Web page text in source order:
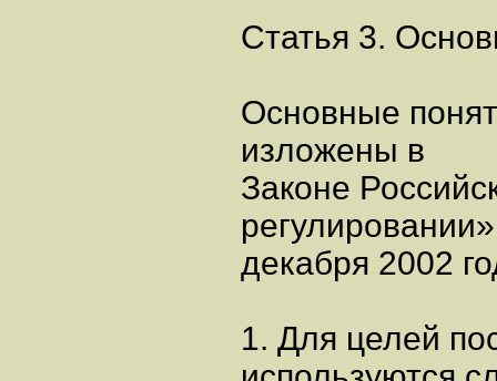
Статья 3.
Основные
изложены в
Законе
декабря 2002
1. Для целей